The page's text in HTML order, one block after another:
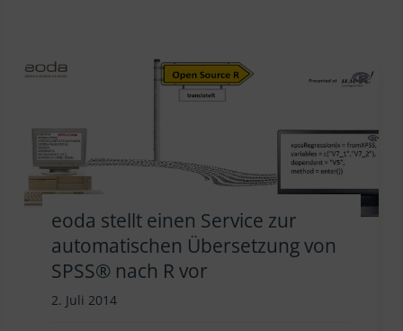
eoda stellt einen Service zur
automatischen Übersetzung von
SPSS® nach R vor
2. Juli 2014